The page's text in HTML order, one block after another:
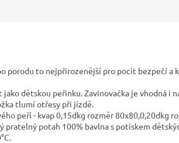
porodu to nejpřirozenější pro pocit bezpečí a
dětskou peřinku. Zavinovačka je vhodná i
tlumí otřesy při jízdě.
peří - kvap 0,15dkg rozměr 80x80,0,20dkg
potah 100% bavlna s potiskem